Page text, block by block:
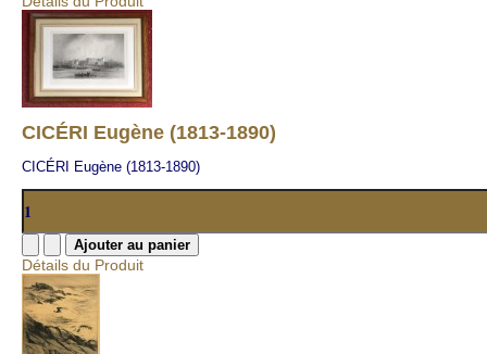
CICÉRI Eugène (1813-1890)
CICÉRI Eugène (1813-1890)
Détails du Produit